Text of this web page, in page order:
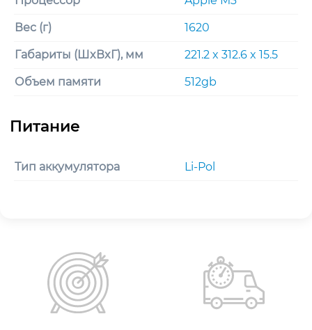
Вес (г) 1620
Габариты (ШxВxГ), мм 221.2 x 312.6 x 15.5
Объем памяти 512gb
Тип аккумулятора Li-Pol